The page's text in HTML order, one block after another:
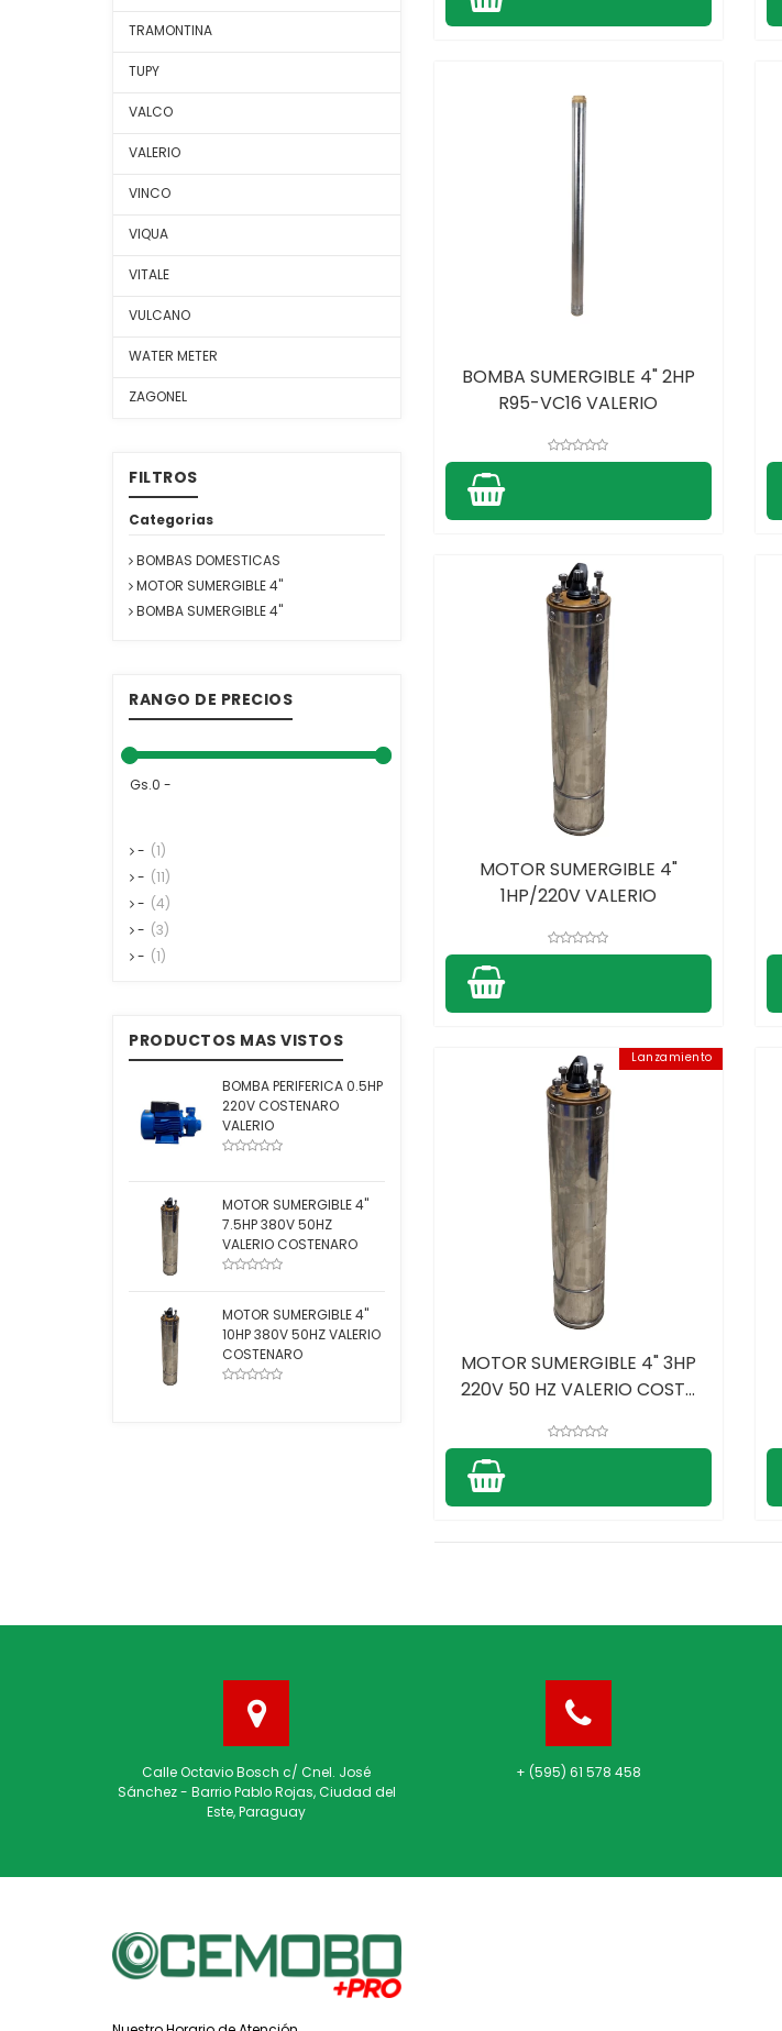
BOMBA SUMERGIBLE 4" 2HP
R95-VC16 VALERIO
MOTOR SUMERGIBLE 4"
1HP/220V VALERIO
Lanzamiento
MOTOR SUMERGIBLE 4" 3HP
220V 50 HZ VALERIO COST...
TRAMONTINA
TUPY
VALCO
VALERIO
VINCO
VIQUA
VITALE
VULCANO
WATER METER
ZAGONEL
FILTROS
Categorias
BOMBAS DOMESTICAS
MOTOR SUMERGIBLE 4"
BOMBA SUMERGIBLE 4"
RANGO DE PRECIOS
Gs.0 -
- (1)
- (11)
- (4)
- (3)
- (1)
PRODUCTOS MAS VISTOS
BOMBA PERIFERICA 0.5HP
220V COSTENARO
VALERIO
MOTOR SUMERGIBLE 4"
7.5HP 380V 50HZ
VALERIO COSTENARO
MOTOR SUMERGIBLE 4"
10HP 380V 50HZ VALERIO
COSTENARO
Calle Octavio Bosch c/ Cnel. José
Sánchez - Barrio Pablo Rojas, Ciudad del
Este, Paraguay
+ (595) 61 578 458